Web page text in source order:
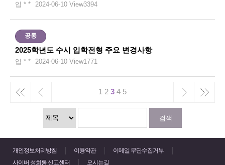
입 * * 2024-06-10 View3394
공통
2025학년도 수시 입학전형 주요 변경사항
입 * * 2024-06-10 View1771
1 2 3 4 5
검색
개인정보처리방침 이용약관
이메일 무단수집거부
사이버 성희롱 신고센터
오시는길